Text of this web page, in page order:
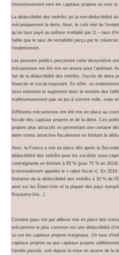
l’investissement vers les capitaux propres ou vers la
La déductibilité des intérêts (et la non-déductibilité
mécaniquement la dette. Ainsi, le coût réel de
qu’au taux payé au prêteur multiplié par (1 – taux
faible que le taux de rentabilité perçu par le
l’endettement.
Les pouvoirs publics perçoivent cette dissymétrie
mécanismes ont été mis en œuvre pour l’atténuer.
fait de la déductibilité des intérêts, l’excès de dette
financier et social important. En effet, un
tissu industriel et augmente donc le nombre des
malheureusement pas un jeu à somme nulle, mais
Différents mécanismes ont été mis en place au
fiscale des capitaux propres et de la dette. Ces
propres plus attractifs en permettant une certaine
dette moins attractive fiscalement en limitant la
Ainsi, la France a mis en place dès après la
déductibilité des intérêts pour les sociétés sous-
contraignante en limitant à 85 % (puis 75 % en
(communément appelée le « rabot fiscal »). En
limitation de la déductibilité des intérêts à 30 % de
ainsi sur les États-Unis et la plupart des pays
Royaume-Uni…)
Certains pays ont par ailleurs mis en place des
mécanisme le plus commun est une déductibilité
ou sur les capitaux propres marginaux. Un taux
capitaux propres ou aux capitaux propres
l’année passée, soit depuis la mise en œuvre de la